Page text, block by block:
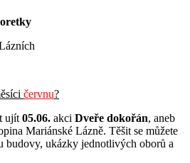
červnu?
ujít 05.06. akci Dveře dokořán, aneb
Mariánské Lázně. Těšit se můžete
budovy, ukázky jednotlivých oborů a